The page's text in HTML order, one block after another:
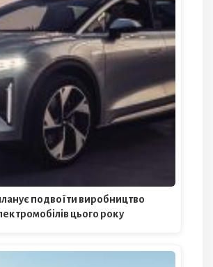
подвоїти виробництво
цього року